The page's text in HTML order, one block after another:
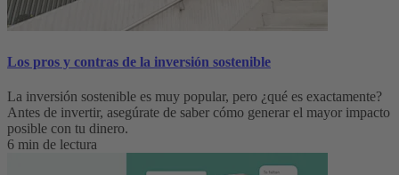
Los pros y contras de la inversión sostenible
La inversión sostenible es muy popular, pero ¿qué es exactamente?
Antes de invertir, asegúrate de saber cómo generar el mayor impacto
posible con tu dinero.
6 min de lectura